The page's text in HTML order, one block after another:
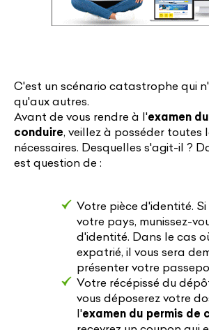
C'est un scénario catastrophe qui
qu'aux autres.
Avant de vous rendre à l'examen
conduire, veillez à posséder toutes
nécessaires. Desquelles s'agit-il ?
est question de :
Votre pièce d'identité.
votre pays, munissez-
d'identité. Dans le cas
expatrié, il vous sera
présenter votre
Votre récépissé du
vous déposerez votre
l'examen du permis de